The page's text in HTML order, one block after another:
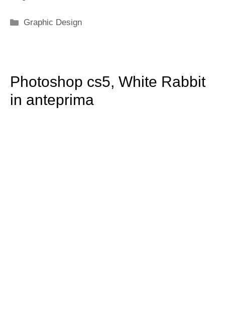
Categorie
Graphic Design
Photoshop cs5, White Rabbit
in anteprima